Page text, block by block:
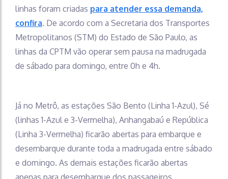
linhas foram criadas para atender essa demanda,
confira. De acordo com a Secretaria dos Transportes
Metropolitanos (STM) do Estado de São Paulo, as
linhas da CPTM vão operar sem pausa na madrugada
de sábado para domingo, entre 0h e 4h.
Já no Metrô, as estações São Bento (Linha 1-Azul), Sé
(linhas 1-Azul e 3-Vermelha), Anhangabaú e República
(Linha 3-Vermelha) ficarão abertas para embarque e
desembarque durante toda a madrugada entre sábado
e domingo. As demais estações ficarão abertas
apenas para desembarque dos passageiros.